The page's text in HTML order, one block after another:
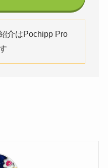
介はPochipp Pro